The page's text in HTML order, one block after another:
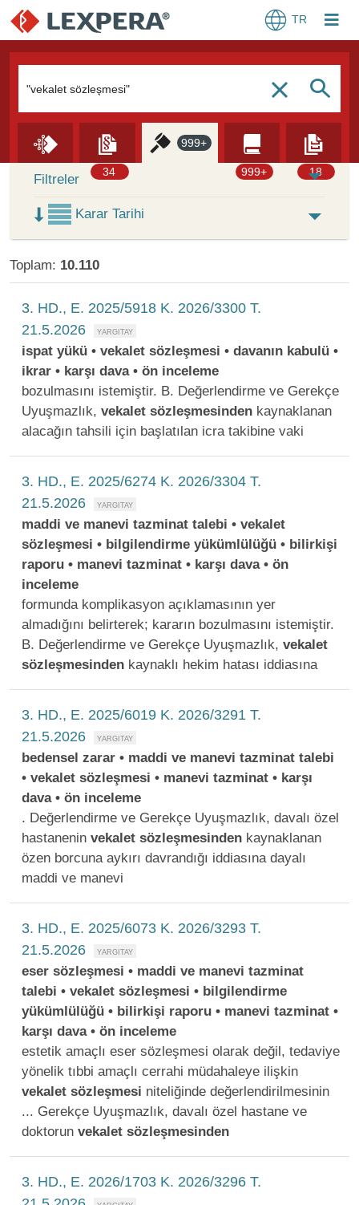
TR
c S
34
999+
999+ 18
Skip to Search Results
Filtreler
Karar Tarihi
Toplam: 10.110
3. HD., E. 2025/5918 K. 2026/3300 T.
21.5.2026
ispat yükü • vekalet sözleşmesi • davanın kabulü •
ikrar • karşı dava • ön inceleme
bozulmasını istemiştir. B. Değerlendirme ve Gerekçe
Uyuşmazlık, vekalet sözleşmesinden kaynaklanan
alacağın tahsili için başlatılan icra takibine vaki
3. HD., E. 2025/6274 K. 2026/3304 T.
21.5.2026
maddi ve manevi tazminat talebi • vekalet
sözleşmesi • bilgilendirme yükümlülüğü • bilirkişi
raporu • manevi tazminat • karşı dava • ön
inceleme
formunda komplikasyon açıklamasının yer
almadığını belirterek; kararın bozulmasını istemiştir.
B. Değerlendirme ve Gerekçe Uyuşmazlık, vekalet
sözleşmesinden kaynaklı hekim hatası iddiasına
3. HD., E. 2025/6019 K. 2026/3291 T.
21.5.2026
bedensel zarar • maddi ve manevi tazminat talebi
• vekalet sözleşmesi • manevi tazminat • karşı
dava • ön inceleme
. Değerlendirme ve Gerekçe Uyuşmazlık, davalı özel
hastanenin vekalet sözleşmesinden kaynaklanan
özen borcuna aykırı davrandığı iddiasına dayalı
maddi ve manevi
3. HD., E. 2025/6073 K. 2026/3293 T.
21.5.2026
eser sözleşmesi • maddi ve manevi tazminat
talebi • vekalet sözleşmesi • bilgilendirme
yükümlülüğü • bilirkişi raporu • manevi tazminat •
karşı dava • ön inceleme
estetik amaçlı eser sözleşmesi olarak değil, tedaviye
yönelik tıbbi amaçlı cerrahi müdahaleye ilişkin
vekalet sözleşmesi niteliğinde değerlendirilmesinin
... Gerekçe Uyuşmazlık, davalı özel hastane ve
doktorun vekalet sözleşmesinden
3. HD., E. 2026/1703 K. 2026/3296 T.